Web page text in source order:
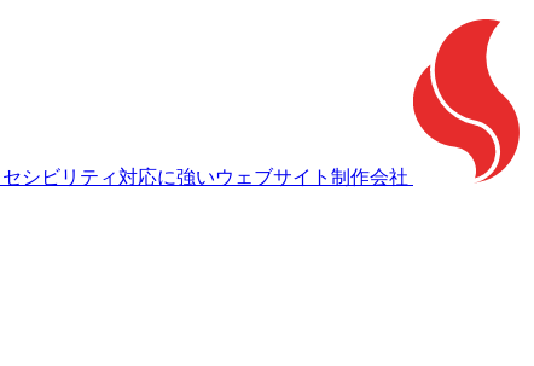
シビリティ対応に強いウェブサイト制作会社